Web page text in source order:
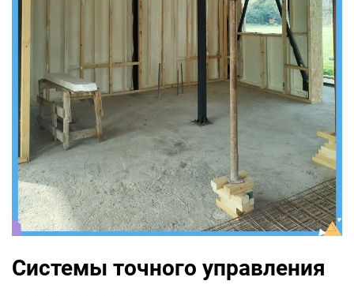
Системы точного управления